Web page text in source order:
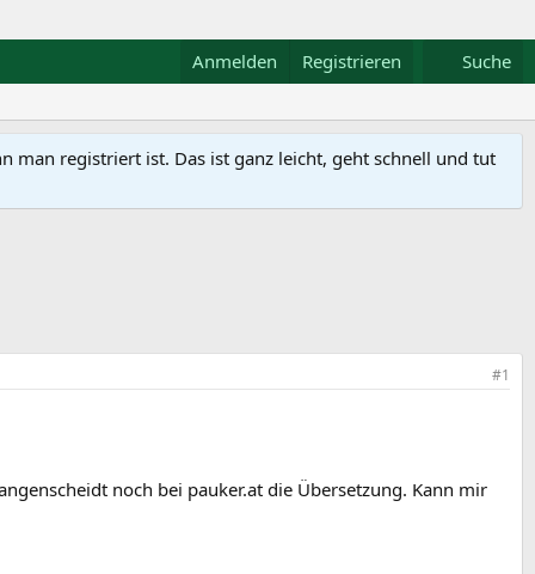
Anmelden Registrieren Suche
man registriert ist. Das ist ganz leicht, geht schnell und tut
#1
noch bei pauker.at die Übersetzung. Kann mir